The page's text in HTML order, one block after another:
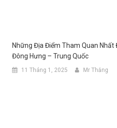
Những Địa Điểm Tham Quan Nhất
Đông Hưng – Trung Quốc
11 Tháng 1, 2025 Mr Thắng